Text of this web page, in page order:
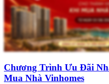
Chương Trình Ưu Đãi
Mua Nhà Vinhomes